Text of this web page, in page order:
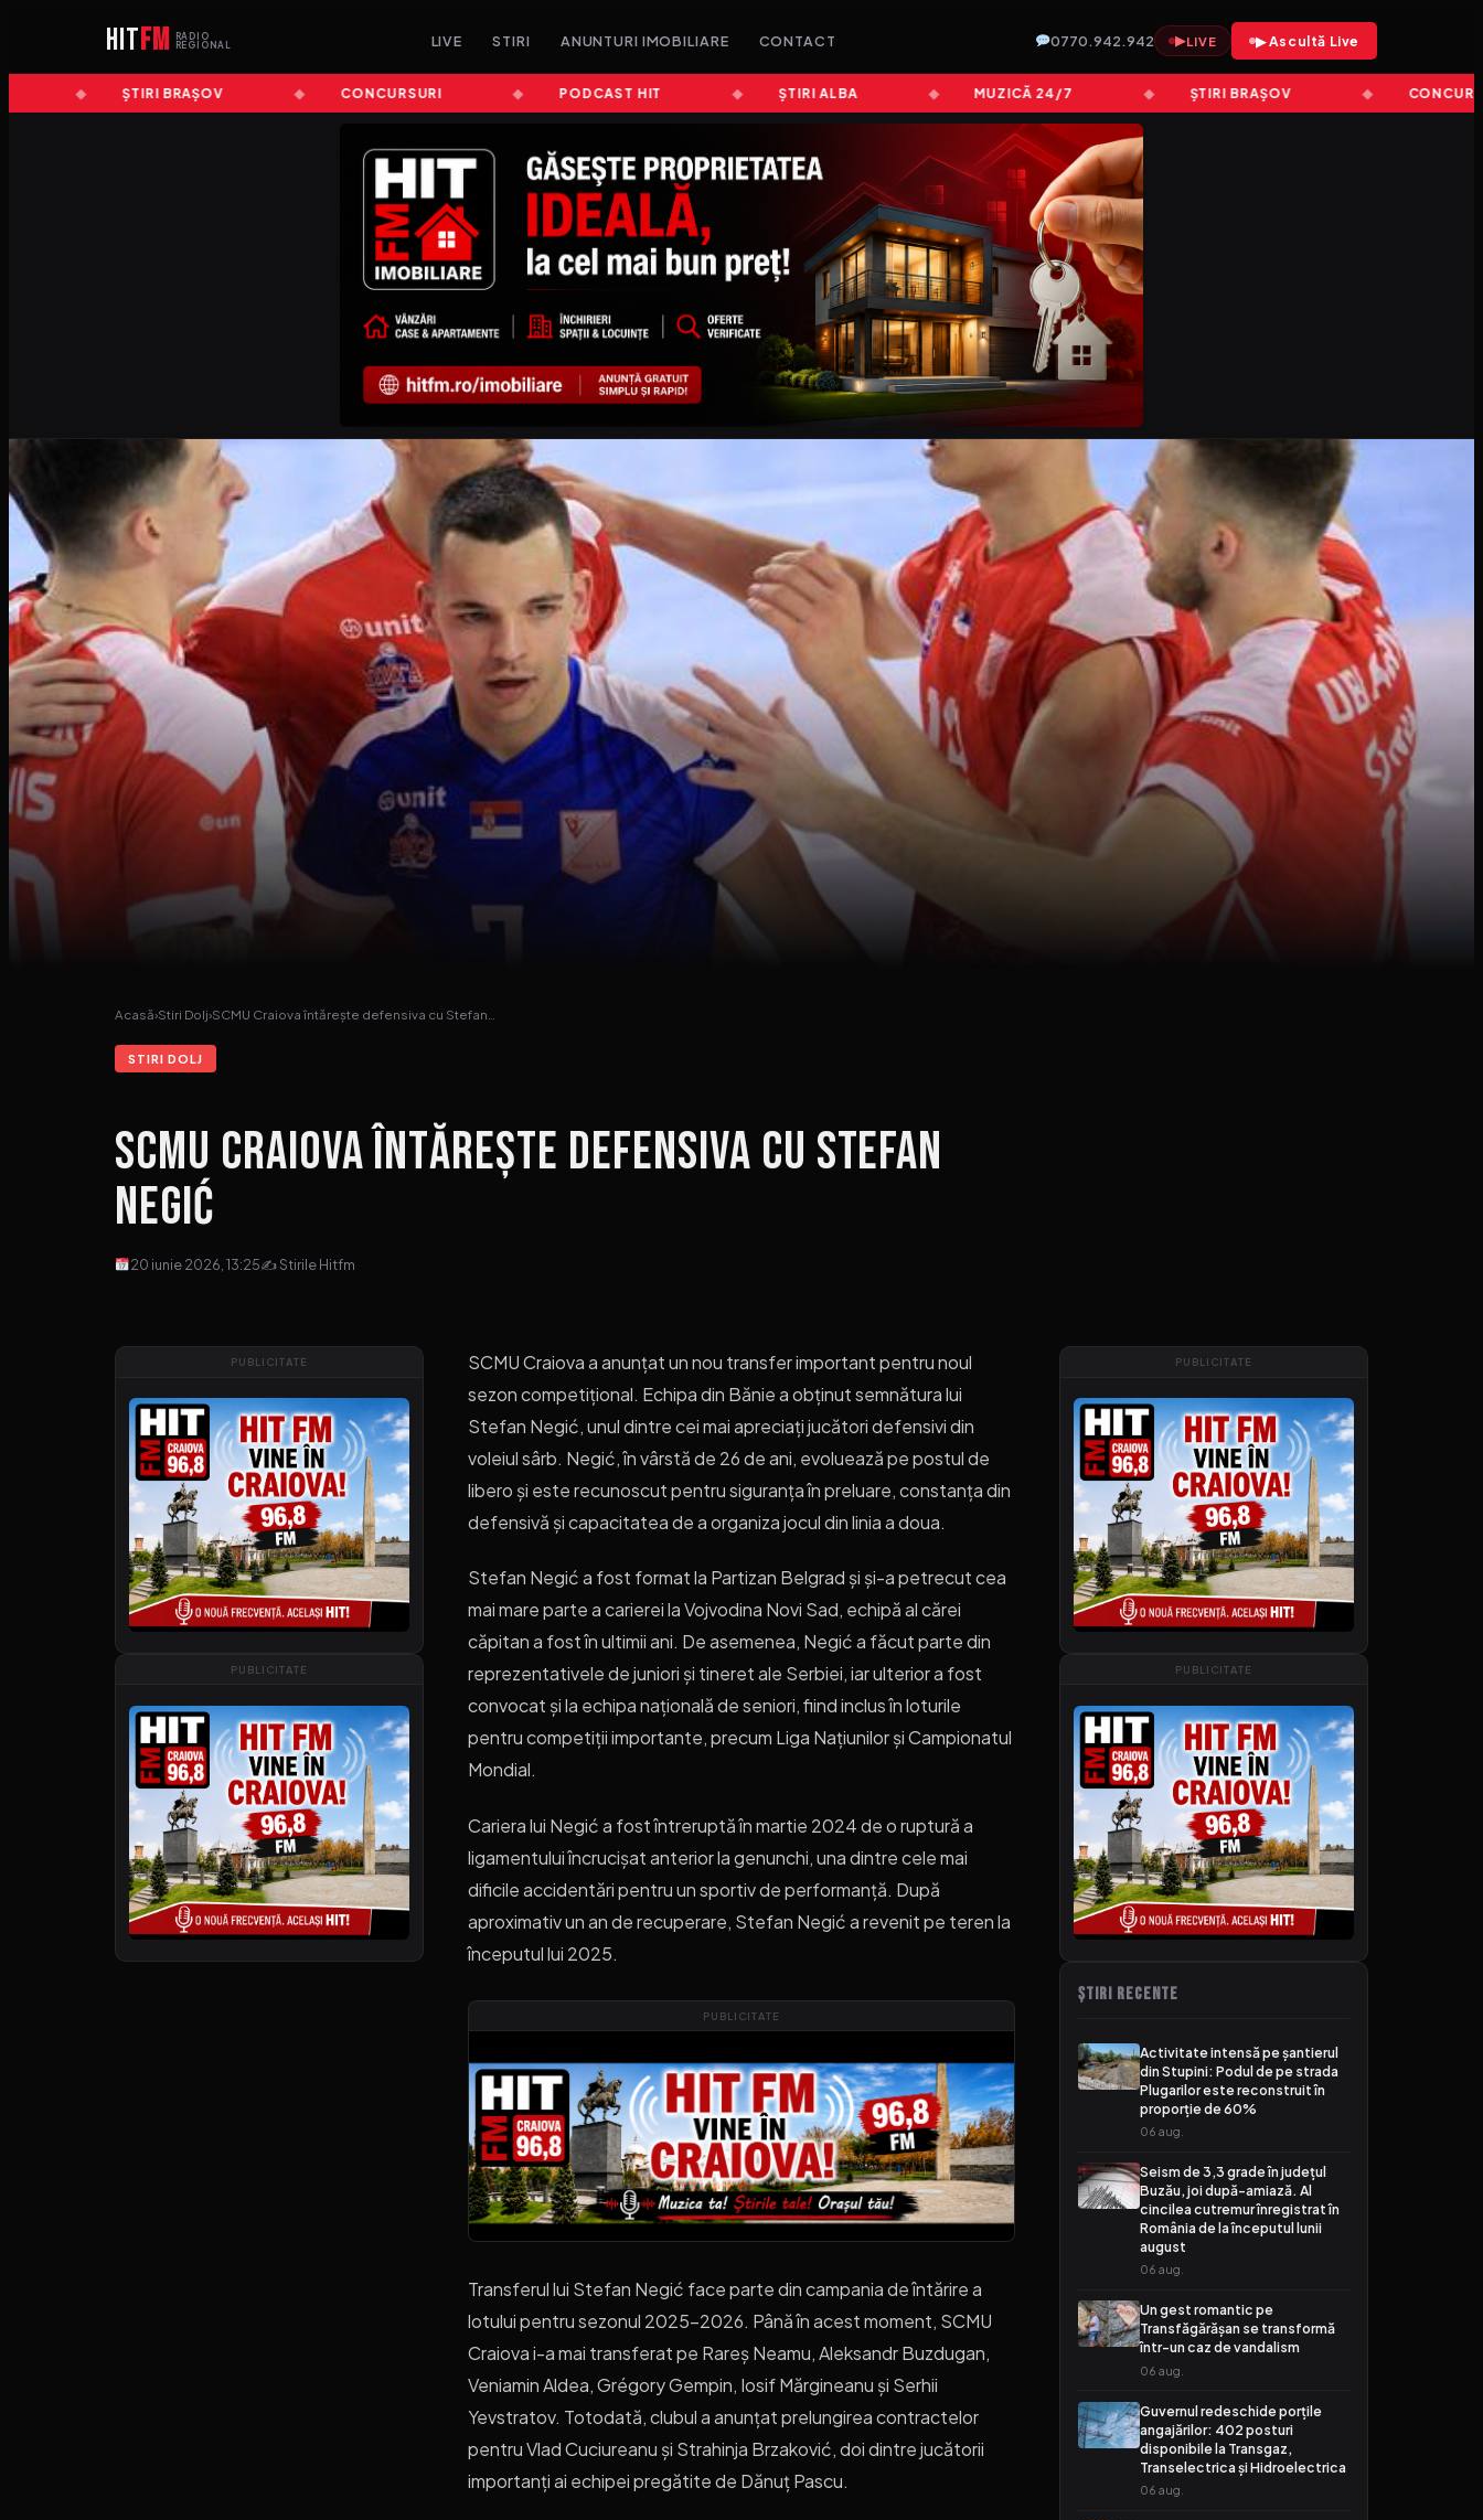
HITFM
RADIO
REGIONAL
LIVE STIRI ANUNTURI IMOBILIARE CONTACT 0770.942.942 ▶LIVE ▶ Ascultă Live
ȘTIRI BRAȘOV CONCURSURI PODCAST HIT ȘTIRI ALBA MUZICĂ 24/7 ȘTIRI BRAȘOV CONCURSURI
Acasă›Stiri Dolj›SCMU Craiova întărește defensiva cu Stefan…
STIRI DOLJ
SCMU Craiova întărește defensiva cu Stefan
Negić
20 iunie 2026, 13:25✍ Stirile Hitfm
PUBLICITATE
PUBLICITATE
SCMU Craiova a anunțat un nou transfer important pentru noul
sezon competițional. Echipa din Bănie a obținut semnătura lui
Stefan Negić, unul dintre cei mai apreciați jucători defensivi din
voleiul sârb. Negić, în vârstă de 26 de ani, evoluează pe postul de
libero și este recunoscut pentru siguranța în preluare, constanța din
defensivă și capacitatea de a organiza jocul din linia a doua.
Stefan Negić a fost format la Partizan Belgrad și și-a petrecut cea
mai mare parte a carierei la Vojvodina Novi Sad, echipă al cărei
căpitan a fost în ultimii ani. De asemenea, Negić a făcut parte din
reprezentativele de juniori și tineret ale Serbiei, iar ulterior a fost
convocat și la echipa națională de seniori, fiind inclus în loturile
pentru competiții importante, precum Liga Națiunilor și Campionatul
Mondial.
Cariera lui Negić a fost întreruptă în martie 2024 de o ruptură a
ligamentului încrucișat anterior la genunchi, una dintre cele mai
dificile accidentări pentru un sportiv de performanță. După
aproximativ un an de recuperare, Stefan Negić a revenit pe teren la
începutul lui 2025.
PUBLICITATE
Transferul lui Stefan Negić face parte din campania de întărire a
lotului pentru sezonul 2025-2026. Până în acest moment, SCMU
Craiova i-a mai transferat pe Rareș Neamu, Aleksandr Buzdugan,
Veniamin Aldea, Grégory Gempin, Iosif Mărgineanu și Serhii
Yevstratov. Totodată, clubul a anunțat prelungirea contractelor
pentru Vlad Cuciureanu și Strahinja Brzaković, doi dintre jucătorii
importanți ai echipei pregătite de Dănuț Pascu.
PUBLICITATE
PUBLICITATE
ȘTIRI RECENTE
Activitate intensă pe șantierul
din Stupini: Podul de pe strada
Plugarilor este reconstruit în
proporție de 60%
06 aug.
Seism de 3,3 grade în județul
Buzău, joi după-amiază. Al
cincilea cutremur înregistrat în
România de la începutul lunii
august
06 aug.
Un gest romantic pe
Transfăgărășan se transformă
într-un caz de vandalism
06 aug.
Guvernul redeschide porțile
angajărilor: 402 posturi
disponibile la Transgaz,
Transelectrica și Hidroelectrica
06 aug.